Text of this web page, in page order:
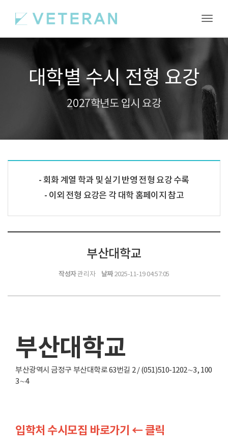
대학별 수시 전형 요강
2027학년도 입시 요강
회화 계열 학과 및 실기 반영 전형 요강 수록
이외 전형 요강은 각 대학 홈페이지 참고
부산대학교
작성자관리자 날짜2025-11-19 04:57:05
부산대학교
부산광역시 금정구 부산대학로 63번길 2 / (051)510-1202∼3, 100
3∼4
입학처 수시모집 바로가기 ← 클릭